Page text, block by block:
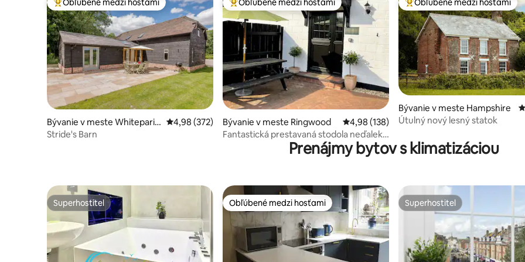
Najobľúbenejšie medzi hosťami
Obľúbené medzi hosťami
Bývanie v meste Whiteparis
h
Priemerné ohodnotenie 4,98 z 5, počet hodnotení: 372
4,98 (372)
Stride's Barn
Najobľúbenejšie medzi hosťami
Obľúbené medzi hosťami
Bývanie v meste Ringwood Priemerné ohodnotenie 4,98 z 5, počet
4,98 (138)
Fantastická prestavaná stodola neďaleko
Najobľúbenejšie medzi hosťami
Obľúbené medzi hosťami
Bývanie v meste Hampshire
Útulný nový lesný statok
Prenájmy bytov s klimatizáciou
Superhostiteľ
Superhostiteľ Obľúbené medzi hosťami
Obľúbené medzi hosťami Superhostiteľ
Superhostiteľ